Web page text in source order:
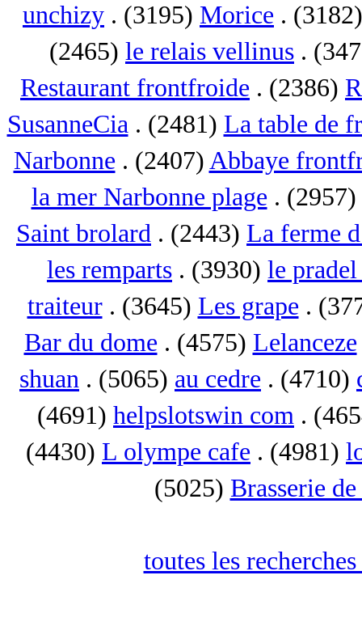
unchizy . (3195) Morice .
(2465) le relais vellinus .
Restaurant frontfroide . (2386)
SusanneCia. (2481) La table de
Narbonne . (2407) Abbaye
la mer Narbonne plage . (2957)
Saint brolard . (2443) La ferme
les remparts . (3930) le
traiteur. (3645) Les grape .
Bar du dome . (4575) Lelanceze
shuan . (5065) au cedre . (4710)
(4691) helpslotswin com .
(4430) L olympe cafe . (4981)
(5025) Brasserie
toutes les